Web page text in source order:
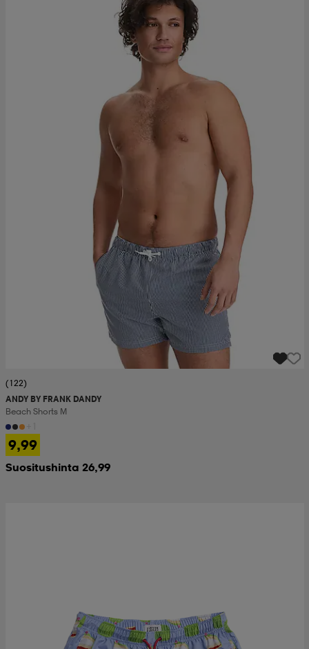
(122)
ANDY BY FRANK DANDY
Beach Shorts M
9,99
Suositushinta 26,99